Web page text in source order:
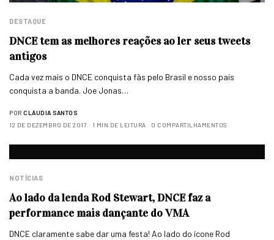
DESTAQUE
DNCE tem as melhores reações ao ler seus tweets
antigos
Cada vez mais o DNCE conquista fãs pelo Brasil e nosso país
conquista a banda. Joe Jonas…
POR CLÁUDIA SANTOS
12 DE DEZEMBRO DE 2017
1 MIN DE LEITURA 0 COMPARTILHAMENTOS
NOTÍCIAS
Ao lado da lenda Rod Stewart, DNCE faz a
performance mais dançante do VMA
DNCE claramente sabe dar uma festa! Ao lado do ícone Rod